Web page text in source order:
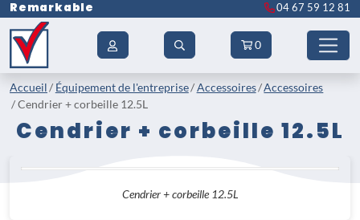
Remarkable 04 67 59 12 81
0
Accueil Équipement de l'entreprise Accessoires Accessoires
Cendrier + corbeille 12.5L
Cendrier + corbeille 12.5L
Cendrier + corbeille 12.5L